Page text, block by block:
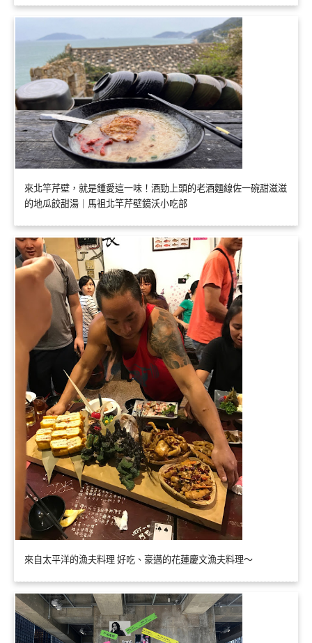
來北竿芹壁，就是鍾愛這一味！酒勁上頭的老酒麵線佐一碗甜滋滋
的地瓜餃甜湯｜馬祖北竿芹壁鏡沃小吃部
來自太平洋的漁夫料理 好吃、豪邁的花蓮慶文漁夫料理～